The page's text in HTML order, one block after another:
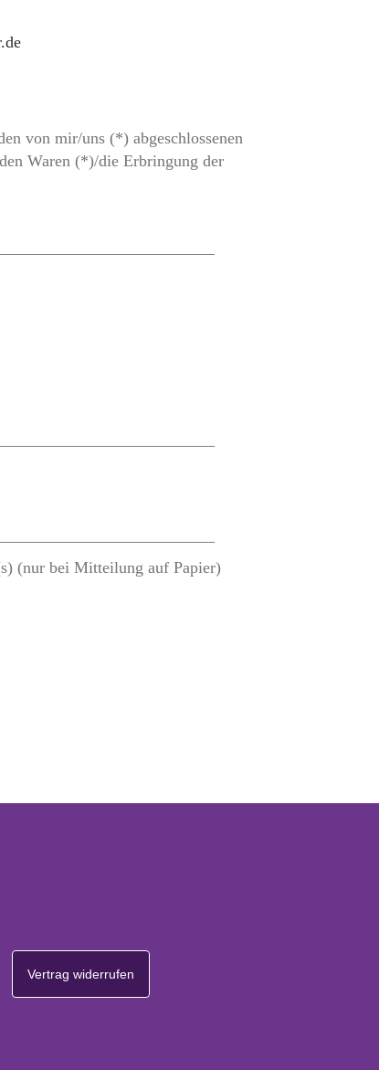
von mir/uns (*) abgeschlossenen
Waren (*)/die Erbringung der
(nur bei Mitteilung auf Papier)
Vertrag widerrufen